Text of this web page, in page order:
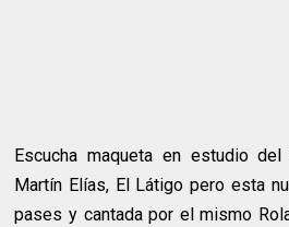
Escucha maqueta en estudio
Martín Elías, El Látigo pero esta
pases y cantada por el mismo